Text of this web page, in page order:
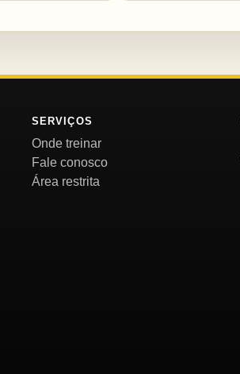
SERVIÇOS
Onde treinar
Fale conosco
Área restrita